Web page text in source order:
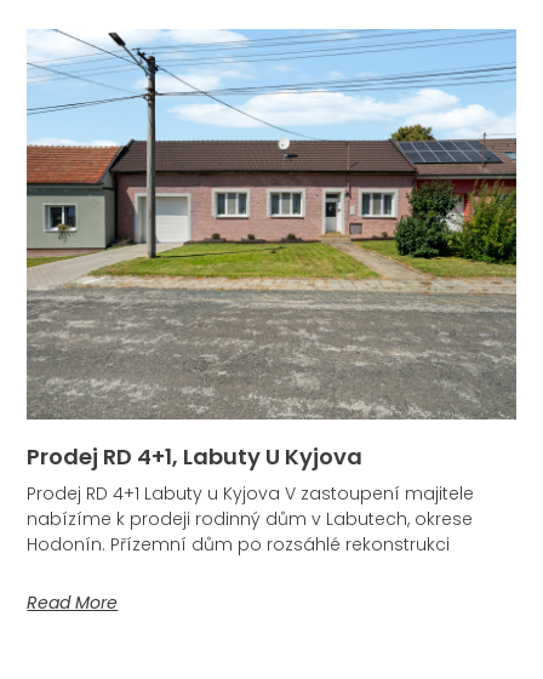
Prodej RD 4+1, Labuty U Kyjova
Prodej RD 4+1 Labuty u Kyjova V zastoupení majitele
nabízíme k prodeji rodinný dům v Labutech, okrese
Hodonín. Přízemní dům po rozsáhlé rekonstrukci
Read More